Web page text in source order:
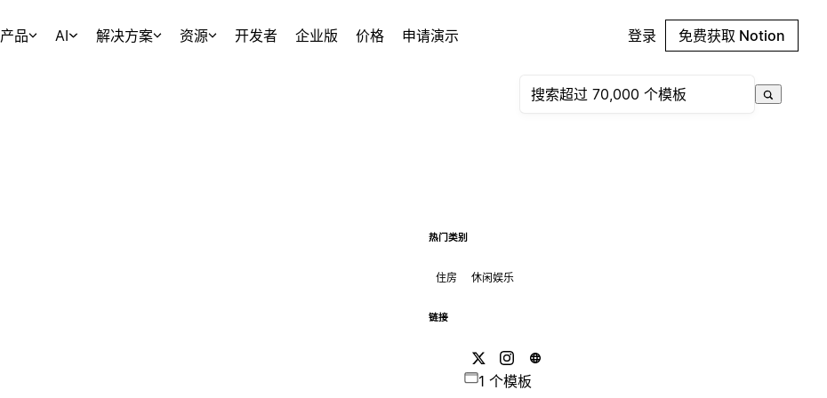
产品 AI 解决方案 资源 开发者 企业版 价格 申请演示 登录 免费获取 Notion
热门类别
住房 休闲娱乐
链接
1 个模板